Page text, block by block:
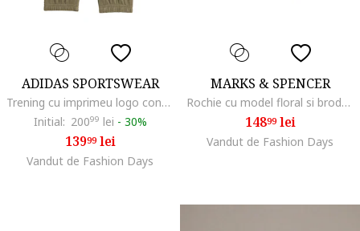
ADIDAS SPORTSWEAR
Trening cu imprimeu logo contrastant, Verde masliniu/Crem
Initial: 20099 lei - 30%
13999lei
Vandut de Fashion Days
MARKS & SPENCER
Rochie cu model floral si broderie, Roz
14899lei
Vandut de Fashion Days